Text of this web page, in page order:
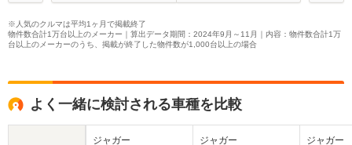
※人気のクルマは平均1ヶ月で掲載終了
物件数合計1万台以上のメーカー｜算出データ期間：2024年9月～11月｜内容：物件数合計1万
台以上のメーカーのうち、掲載が終了した物件数が1,000台以上の場合
よく一緒に検討される車種を比較
ジャガー ジャガー ジャガー